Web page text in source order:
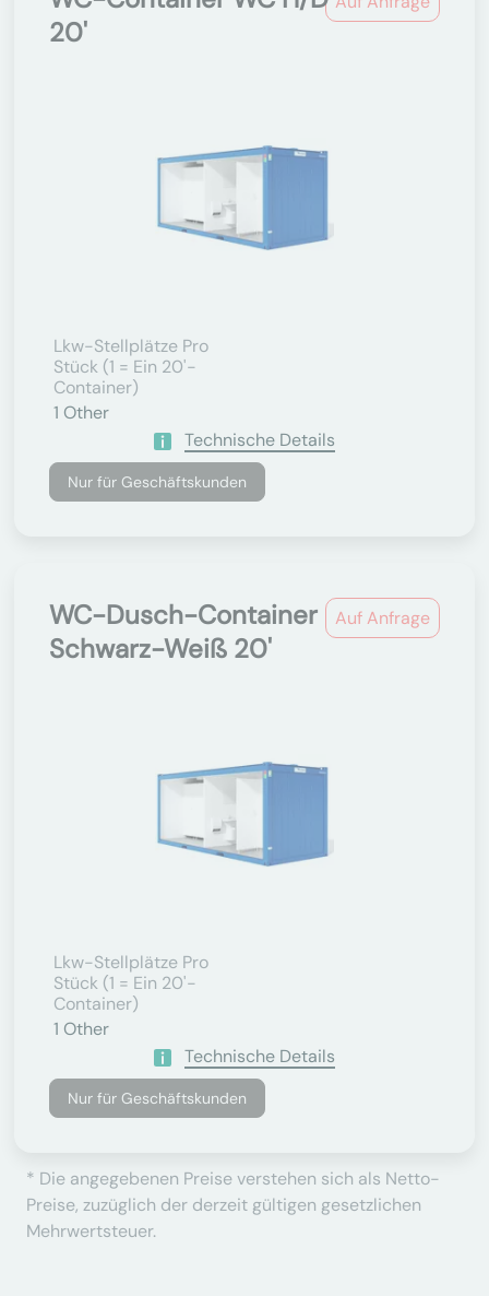
20'
Lkw-Stellplätze Pro
Stück (1 = Ein 20'-
Container)
1 Other
Technische Details
Nur für Geschäftskunden
Auf Anfrage
WC-Dusch-Container
Schwarz-Weiß 20'
Lkw-Stellplätze Pro
Stück (1 = Ein 20'-
Container)
1 Other
Technische Details
Nur für Geschäftskunden
* Die angegebenen Preise verstehen sich als Netto-
Preise, zuzüglich der derzeit gültigen gesetzlichen
Mehrwertsteuer.